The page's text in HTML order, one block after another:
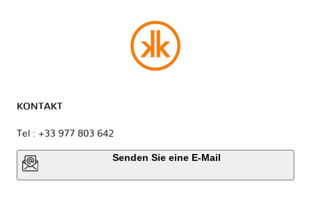
KONTAKT
Tel : +33 977 803 642
Senden Sie eine E-Mail